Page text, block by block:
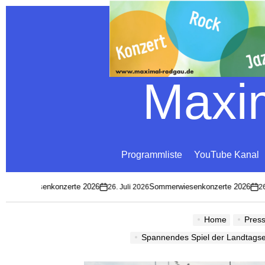
Programmliste YouTube Kanal
2026on
26. Juli 2026Sommerwiesenkonzerte 2026on
26.
Home
Spannendes Spiel der Landtagself